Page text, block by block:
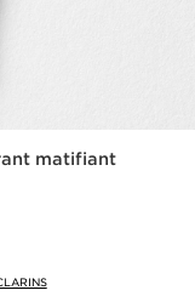
matifiant